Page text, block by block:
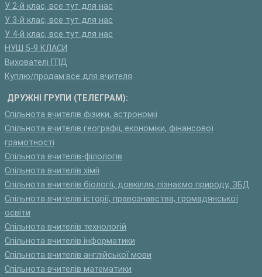
У 2-й клас, все тут для нас
У 3-й клас, все тут для нас
У 4-й клас, все тут для нас
НУШ 5-9 КЛАСИ
Вихователі ГПД
Куплю/продам:все для вчителя
ДРУЖНІ ГРУПИ (ТЕЛЕГРАМ):
Спільнота вчителів фізики, астрономії
Спільнота вчителів географії, економіки, фінансової
грамотності
Спільнота вчителів-філологів
Спільнота вчителів хімії
Спільнота вчителів біології, довкілля, пізнаємо природу, ЗБД
Спільнота вчителів історії, правознавства, громадянської
освіти
Спільнота вчителів технологій
Спільнота вчителів інформатики
Спільнота вчителів англійської мови
Спільнота вчителів математики